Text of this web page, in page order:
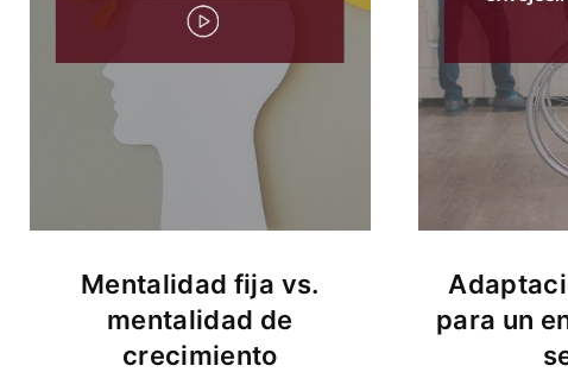
Mentalidad fija vs.
mentalidad de
crecimiento
para un